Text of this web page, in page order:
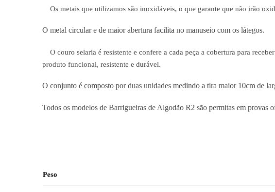
Os metais que utilizamos são inoxidáveis, o que garante que não irão
O metal circular e de maior abertura facilita no manuseio com os látegos.
O couro selaria é resistente e confere a cada peça a cobertura para
produto funcional, resistente e durável.
O conjunto é composto por duas unidades medindo a tira maior 10cm de
Todos os modelos de Barrigueiras de Algodão R2 são permitas em provas
Peso